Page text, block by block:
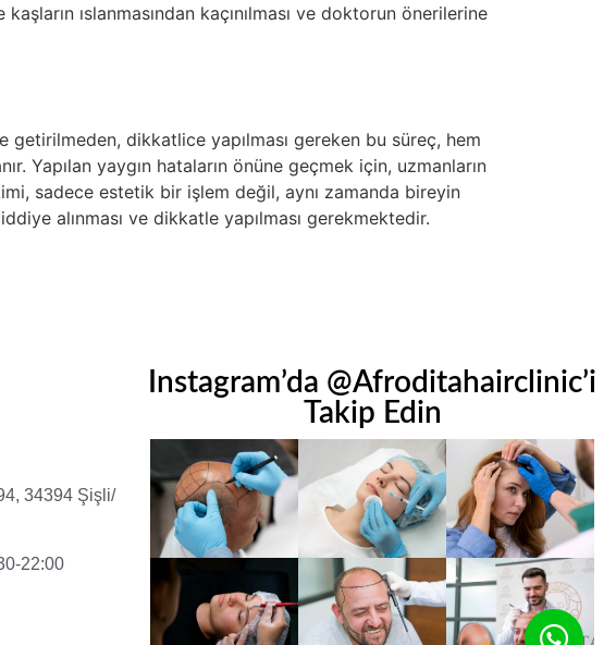
ıslanmasından kaçınılması ve doktorun önerilerine
dikkatlice yapılması gereken bu süreç, hem
Yapılan yaygın hataların önüne geçmek için, uzmanların
sadece estetik bir işlem değil, aynı zamanda bireyin
alınması ve dikkatle yapılması gerekmektedir.
34394 Şişli/
22:00
Instagram’da @Afroditahairclinic’i
Takip Edin